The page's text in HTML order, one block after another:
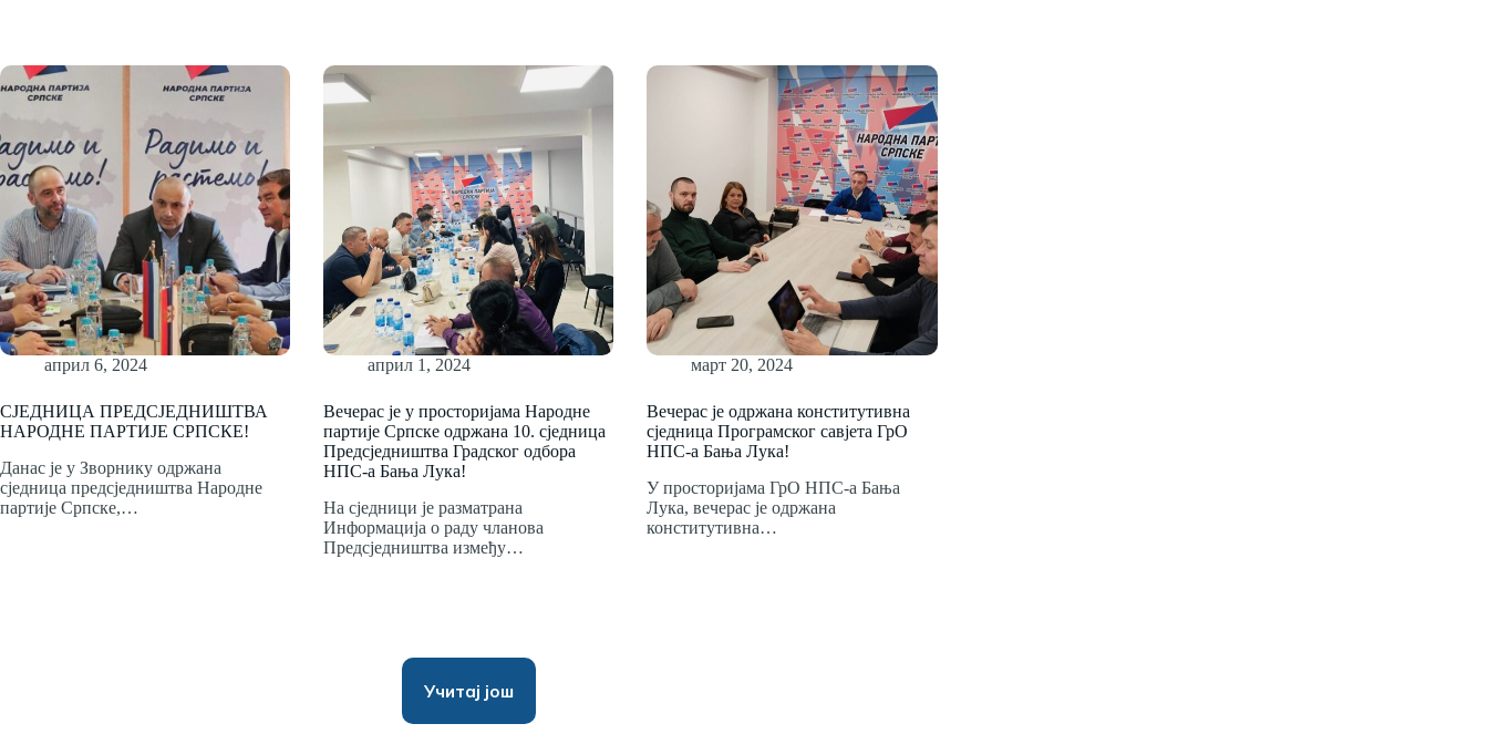
април 6, 2024
СЈЕДНИЦА ПРЕДСЈЕДНИШТВА
НАРОДНЕ ПАРТИЈЕ СРПСКЕ!
Данас је у Зворнику одржана
сједница предсједништва Народне
партије Српске,…
април 1, 2024
Вечерас је у просторијама Народне
партије Српске одржана 10. сједница
Предсједништва Градског одбора
НПС-а Бања Лука!
На сједници је разматрана
Информација о раду чланова
Предсједништва између…
март 20, 2024
Вечерас је одржана конститутивна
сједница Програмског савјета ГрО
НПС-а Бања Лука!
У просторијама ГрО НПС-а Бања
Лука, вечерас је одржана
конститутивна…
Учитај још